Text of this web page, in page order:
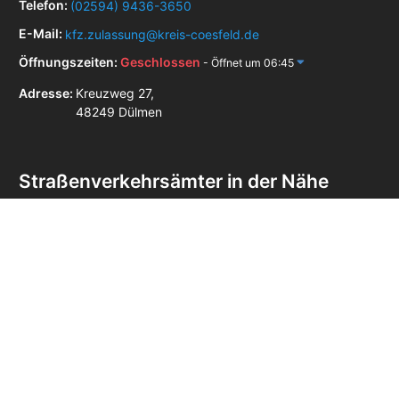
Telefon: (02594) 9436-3650
E-Mail: kfz.zulassung@kreis-coesfeld.de
Öffnungszeiten: Geschlossen - Öffnet um 06:45
Adresse: Kreuzweg 27,
48249 Dülmen
Straßenverkehrsämter in der Nähe